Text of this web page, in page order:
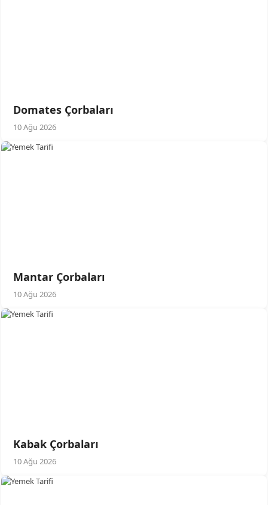
Domates Çorbaları
10 Ağu 2026
Mantar Çorbaları
10 Ağu 2026
Kabak Çorbaları
10 Ağu 2026